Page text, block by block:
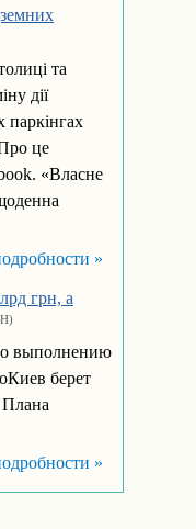
та
дії
паркінгах
це
«Власне
»
грн, а
выполнению
берет
»